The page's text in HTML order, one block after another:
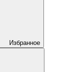
Избранное